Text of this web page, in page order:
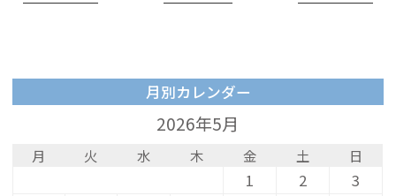
月別カレンダー
2026年5月
月 火 水 木 金 土 日
1 2
3